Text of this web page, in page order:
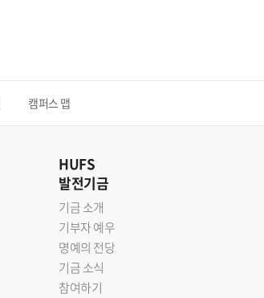
캠퍼스 맵
HUFS
발전기금
기금 소개
기부자 예우
명예의 전당
기금 소식
참여하기